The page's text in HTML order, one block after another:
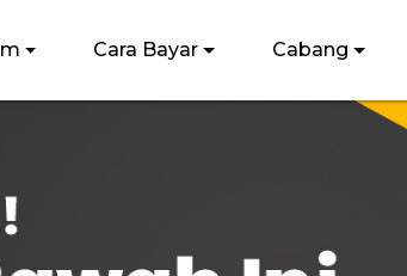
Cara Bayar Cabang